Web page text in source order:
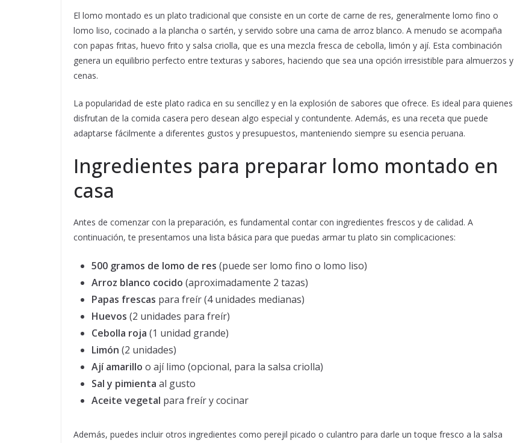
El lomo montado es un plato tradicional que consiste en un corte de carne de res, generalmente lomo fino o
lomo liso, cocinado a la plancha o sartén, y servido sobre una cama de arroz blanco. A menudo se acompaña
con papas fritas, huevo frito y salsa criolla, que es una mezcla fresca de cebolla, limón y ají. Esta combinación
genera un equilibrio perfecto entre texturas y sabores, haciendo que sea una opción irresistible para almuerzos y
cenas.
La popularidad de este plato radica en su sencillez y en la explosión de sabores que ofrece. Es ideal para quienes
disfrutan de la comida casera pero desean algo especial y contundente. Además, es una receta que puede
adaptarse fácilmente a diferentes gustos y presupuestos, manteniendo siempre su esencia peruana.
Ingredientes para preparar lomo montado en
casa
Antes de comenzar con la preparación, es fundamental contar con ingredientes frescos y de calidad. A
continuación, te presentamos una lista básica para que puedas armar tu plato sin complicaciones:
500 gramos de lomo de res (puede ser lomo fino o lomo liso)
Arroz blanco cocido (aproximadamente 2 tazas)
Papas frescas para freír (4 unidades medianas)
Huevos (2 unidades para freír)
Cebolla roja (1 unidad grande)
Limón (2 unidades)
Ají amarillo o ají limo (opcional, para la salsa criolla)
Sal y pimienta al gusto
Aceite vegetal para freír y cocinar
Además, puedes incluir otros ingredientes como perejil picado o culantro para darle un toque fresco a la salsa